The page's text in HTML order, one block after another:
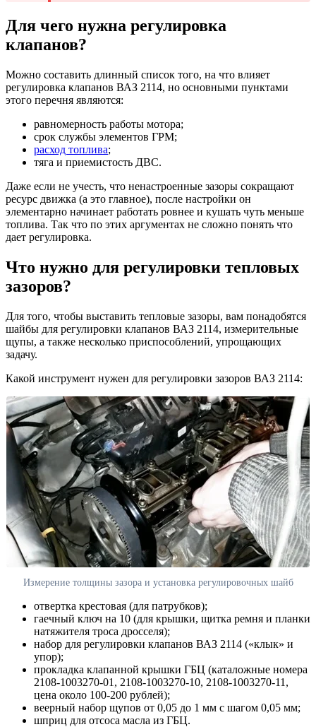
Для чего нужна регулировка
клапанов?
Можно составить длинный список того, на что влияет
регулировка клапанов ВАЗ 2114, но основными пунктами
этого перечня являются:
равномерность работы мотора;
срок службы элементов ГРМ;
расход топлива;
тяга и приемистость ДВС.
Даже если не учесть, что ненастроенные зазоры сокращают
ресурс движка (а это главное), после настройки он
элементарно начинает работать ровнее и кушать чуть меньше
топлива. Так что по этих аргументах не сложно понять что
дает регулировка.
Что нужно для регулировки тепловых
зазоров?
Для того, чтобы выставить тепловые зазоры, вам понадобятся
шайбы для регулировки клапанов ВАЗ 2114, измерительные
щупы, а также несколько приспособлений, упрощающих
задачу.
Какой инструмент нужен для регулировки зазоров ВАЗ 2114:
Измерение толщины зазора и установка регулировочных шайб
отвертка крестовая (для патрубков);
гаечный ключ на 10 (для крышки, щитка ремня и планки
натяжителя троса дросселя);
набор для регулировки клапанов ВАЗ 2114 («клык» и
упор);
прокладка клапанной крышки ГБЦ (каталожные номера
2108-1003270-01, 2108-1003270-10, 2108-1003270-11,
цена около 100-200 рублей);
веерный набор щупов от 0,05 до 1 мм с шагом 0,05 мм;
шприц для отсоса масла из ГБЦ.